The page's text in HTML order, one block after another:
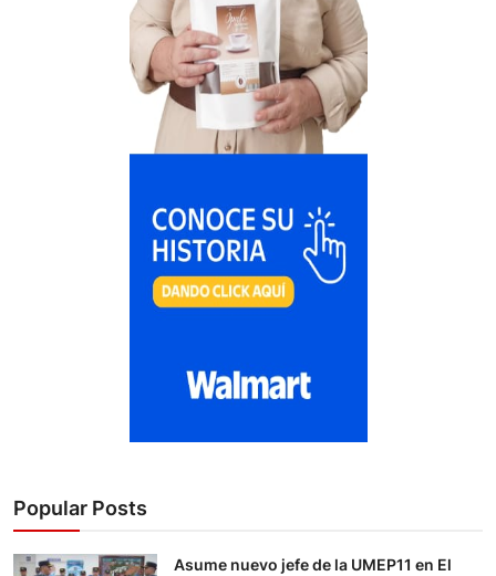
Popular Posts
Asume nuevo jefe de la UMEP11 en El